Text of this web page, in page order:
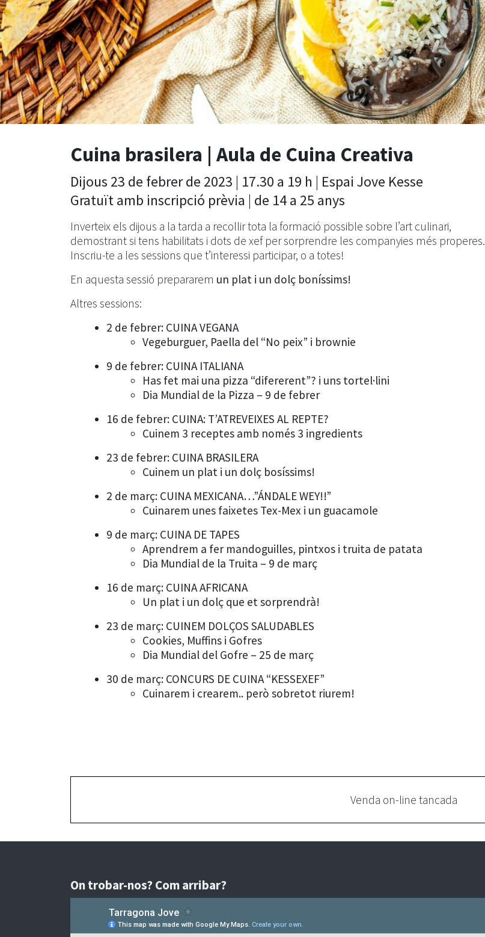
Cuina brasilera | Aula de Cuina Creativa
Dijous 23 de febrer de 2023 | 17.30 a 19 h | Espai Jove Kesse
Gratuït amb inscripció prèvia | de 14 a 25 anys
Inverteix els dijous a la tarda a recollir tota la formació possible sobre l’art culinari,
demostrant si tens habilitats i dots de xef per sorprendre les companyies més properes.
Inscriu-te a les sessions que t’interessi participar, o a totes!
En aquesta sessió prepararem un plat i un dolç boníssims!
Altres sessions:
2 de febrer: CUINA VEGANA
Vegeburguer, Paella del “No peix” i brownie
9 de febrer: CUINA ITALIANA
Has fet mai una pizza “difererent”? i uns tortel·lini
Dia Mundial de la Pizza – 9 de febrer
16 de febrer: CUINA: T’ATREVEIXES AL REPTE?
Cuinem 3 receptes amb només 3 ingredients
23 de febrer: CUINA BRASILERA
Cuinem un plat i un dolç bosíssims!
2 de març: CUINA MEXICANA…”ÁNDALE WEY!!”
Cuinarem unes faixetes Tex-Mex i un guacamole
9 de març: CUINA DE TAPES
Aprendrem a fer mandoguilles, pintxos i truita de patata
Dia Mundial de la Truita – 9 de març
16 de març: CUINA AFRICANA
Un plat i un dolç que et sorprendrà!
23 de març: CUINEM DOLÇOS SALUDABLES
Cookies, Muffins i Gofres
Dia Mundial del Gofre – 25 de març
30 de març: CONCURS DE CUINA “KESSEXEF”
Cuinarem i crearem.. però sobretot riurem!
Venda on-line tancada
On trobar-nos? Com arribar?